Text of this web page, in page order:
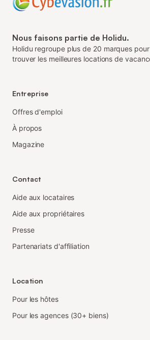
Nous faisons partie de Holidu.
Holidu regroupe plus de 20 marques
trouver les meilleures locations de
Entreprise
Offres d'emploi
À propos
Magazine
Contact
Aide aux locataires
Aide aux propriétaires
Presse
Partenariats d'affiliation
Location
Pour les hôtes
Pour les agences (30+ biens)